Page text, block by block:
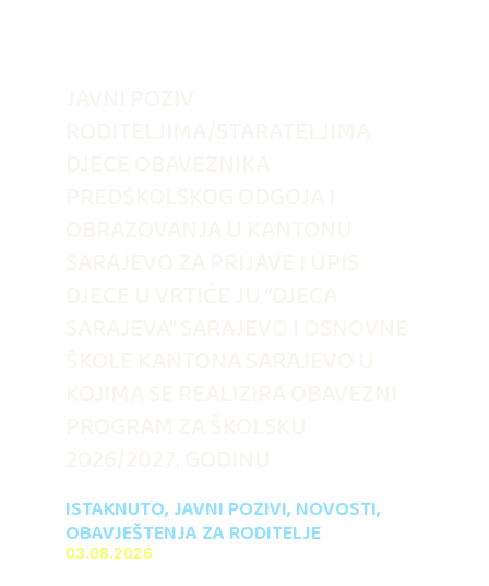
ISTAKNUTO, JAVNI POZIVI, NOVOSTI,
OBAVJEŠTENJA ZA RODITELJE
03.08.2026